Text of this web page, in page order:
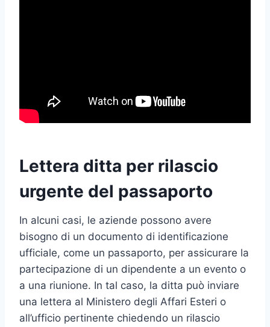
Lettera ditta per rilascio
urgente del passaporto
In alcuni casi, le aziende possono avere
bisogno di un documento di identificazione
ufficiale, come un passaporto, per assicurare la
partecipazione di un dipendente a un evento o
a una riunione. In tal caso, la ditta può inviare
una lettera al Ministero degli Affari Esteri o
all’ufficio pertinente chiedendo un rilascio